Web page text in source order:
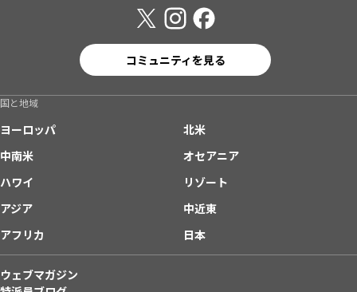
コミュニティを見る
国と地域
ヨーロッパ
北米
中南米
オセアニア
ハワイ
リゾート
アジア
中近東
アフリカ
日本
ウェブマガジン